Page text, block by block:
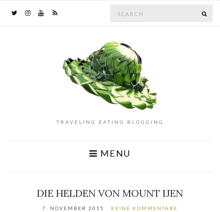
for:
TRAVELING EATING BLOGGING
MENU
DIE HELDEN VON MOUNT IJEN
7. NOVEMBER 2015 KEINE KOMMENTARE